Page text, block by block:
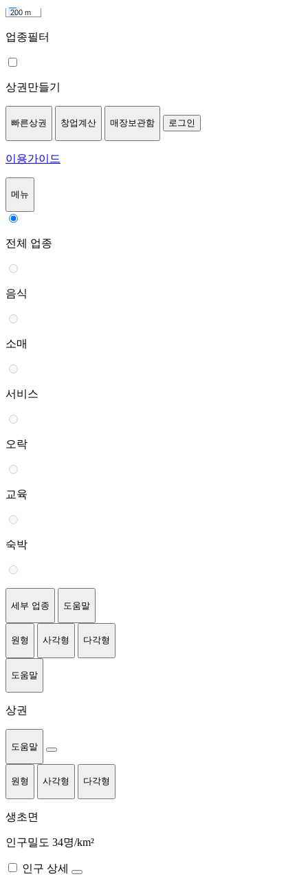
200 m
업종필터
상권만들기
빠른상권 창업계산 매장보관함 로그인
이용가이드
메뉴
전체 업종
음식
소매
서비스
오락
교육
숙박
세부 업종 도움말
원형 사각형 다각형
도움말
상권
도움말
원형 사각형 다각형
생초면
인구밀도 34명/km²
인구 상세